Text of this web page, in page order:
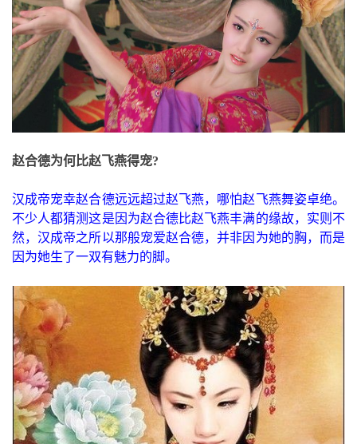
赵合德为何比赵飞燕得宠?
汉成帝宠幸赵合德远远超过赵飞燕，哪怕赵飞燕舞姿卓绝。
不少人都猜测这是因为赵合德比赵飞燕丰满的缘故，实则不
然，汉成帝之所以那般宠爱赵合德，并非因为她的胸，而是
因为她生了一双有魅力的脚。